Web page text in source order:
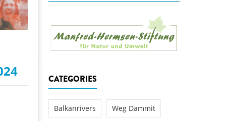
CATEGORIES
Balkanrivers Weg Dammit